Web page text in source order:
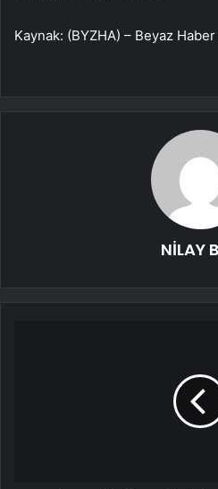
Kaynak: (BYZHA) – Beyaz Haber
NİLAY